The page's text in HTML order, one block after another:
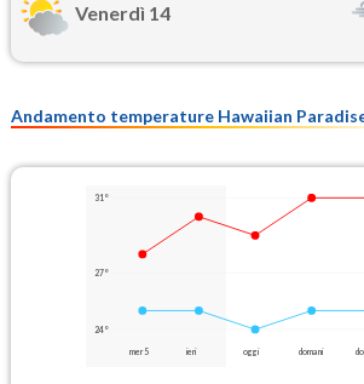
Venerdì 14
Andamento temperature Hawaiian
31°
27°
24°
mer 5 ieri oggi domani